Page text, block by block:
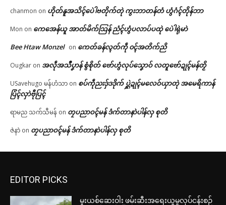
chanmon on ဟိုတ်နူအသိၚ်ပေဲါဗတိုက်တုဲ ကွးဘာတန်တံ ဟွံဂံၚ်တိုန်ဘာ
Mon on ကေအေန်ယူ အာတ်မိက်သြန် ညံၚ်ဟွံပလာပ်ပထုဲ ပေဲါရုဲမာဲ
Bee Htaw Monzel on ကေတ်ခန်လ္ၚတ်ကဵု ၀ၚ်အတိက်ညိ
Ougkar on အလဵုအသဳပၞာန် စွံစိုတ် ဗော်ဟွံလုပ်သၞောဝ် လတူဗော်ဍုၚ်မန်တၟိ
USavehugo မန်ဟံသာ on စပ်ကဵုညးဒှ်ဒဒိုက် ပ္ဋဲဍုၚ်မလေဝ်ယှာတုဲ အမေရိကာန်
ပြံၚ်လှာဲဗီုပြၚ်
ရာမည သက်သီမန် on တၠပညာဝၚ်မန် ဒံက်တာနာဲပါန်လှ စုတိ
ဇဲနာဲ on တၠပညာဝၚ်မန် ဒံက်တာနာဲပါန်လှ စုတိ
EDITOR PICKS
မူးယစ်ဆေးဝါး ဖမ်းဆီးအရေးယူမှုလုပ်ငန်းစဉ်